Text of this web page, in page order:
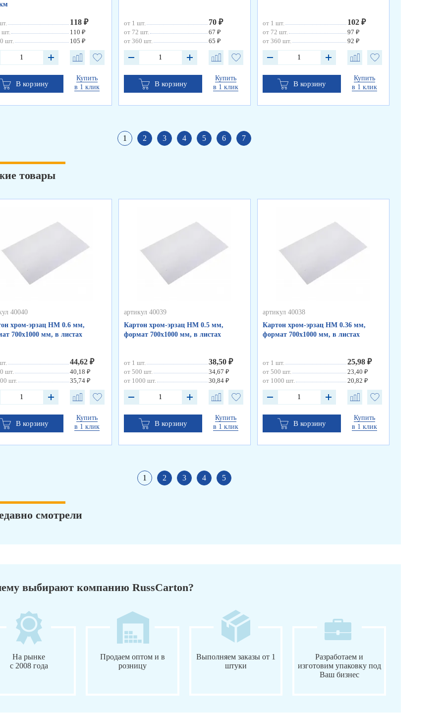
118 ₽
шт.
110 ₽
шт.
105 ₽
В корзину
Купить
в 1 клик
от 1 шт. 70 ₽
от 72 шт.
67 ₽
от 360 шт.
65 ₽
В корзину
Купить
в 1 клик
от 1 шт. 102 ₽
от 72 шт.
97 ₽
от 360 шт.
92 ₽
В корзину
Купить
в 1 клик
1 2 3 4 5 6 7
товары
40040
хром-эрзац НМ 0.6 мм,
700х1000 мм, в листах
44,62 ₽
шт.
40,18 ₽
шт.
35,74 ₽
В корзину
Купить
в 1 клик
артикул 40039
Картон хром-эрзац НМ 0.5 мм,
формат 700х1000 мм, в листах
от 1 шт. 38,50 ₽
от 500 шт.
34,67 ₽
от 1000 шт.
30,84 ₽
В корзину
Купить
в 1 клик
артикул 40038
Картон хром-эрзац НМ 0.36 мм,
формат 700х1000 мм, в листах
от 1 шт. 25,98 ₽
от 500 шт.
23,40 ₽
от 1000 шт.
20,82 ₽
В корзину
Купить
в 1 клик
1 2 3 4 5
смотрели
выбирают компанию RussCarton?
На рынке
с 2008 года
Продаем оптом и в
розницу
Выполняем заказы от 1
штуки
Разработаем и
изготовим упаковку под
Ваш бизнес